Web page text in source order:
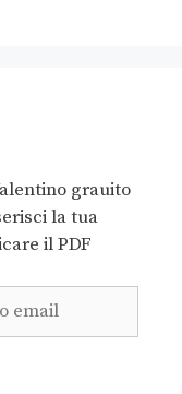
grauito
la tua
il PDF